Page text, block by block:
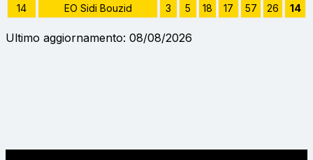
14 EO Sidi Bouzid 3 5 18 17 57 26 14
Ultimo aggiornamento: 08/08/2026